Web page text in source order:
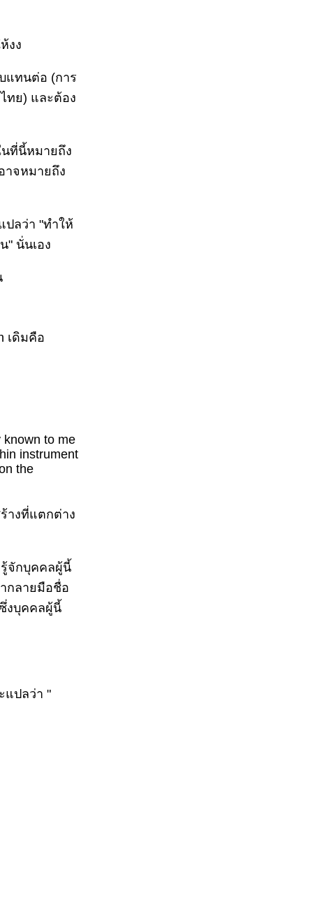
งง
แทนต่อ (การ
ทย) และต้อง
นที่นี้หมายถึง
าจหมายถึง
ปลว่า "ทำให้
" นั่นเอง
เดิมคือ
known to me
instrument
the
างที่แตกต่าง
รู้จักบุคคลผู้นี้
กลายมือชื่อ
งบุคคลผู้นี้
แปลว่า "